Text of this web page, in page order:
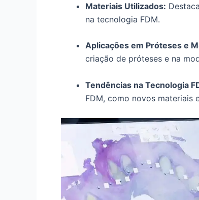
Materiais Utilizados:
na tecnologia FDM.
Aplicações em Próteses e
criação de próteses e na
Tendências na Tecnologia
FDM, como novos materiais